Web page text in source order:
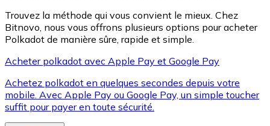
XRP
XRP
Trouvez la méthode qui vous convient le mieux. Chez
Bitnovo, nous vous offrons plusieurs options pour acheter
Polkadot de manière sûre, rapide et simple.
Acheter polkadot avec Apple Pay et Google Pay
Achetez polkadot en quelques secondes depuis votre
mobile. Avec Apple Pay ou Google Pay, un simple toucher
suffit pour payer en toute sécurité.